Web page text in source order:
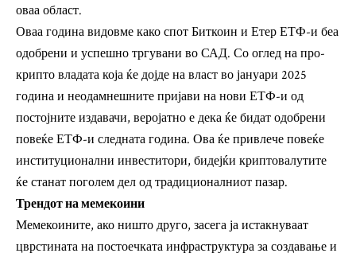
оваа област.
Оваа година видовме како спот Биткоин и Етер ЕТФ-и беа
одобрени и успешно тргувани во САД. Со оглед на про-
крипто владата која ќе дојде на власт во јануари 2025
година и неодамнешните пријави на нови ЕТФ-и од
постојните издавачи, веројатно е дека ќе бидат одобрени
повеќе ЕТФ-и следната година. Ова ќе привлече повеќе
институционални инвеститори, бидејќи криптовалутите
ќе станат поголем дел од традиционалниот пазар.
Трендот на мемекоини
Мемекоините, ако ништо друго, засега ја истакнуваат
цврстината на постоечката инфраструктура за создавање и